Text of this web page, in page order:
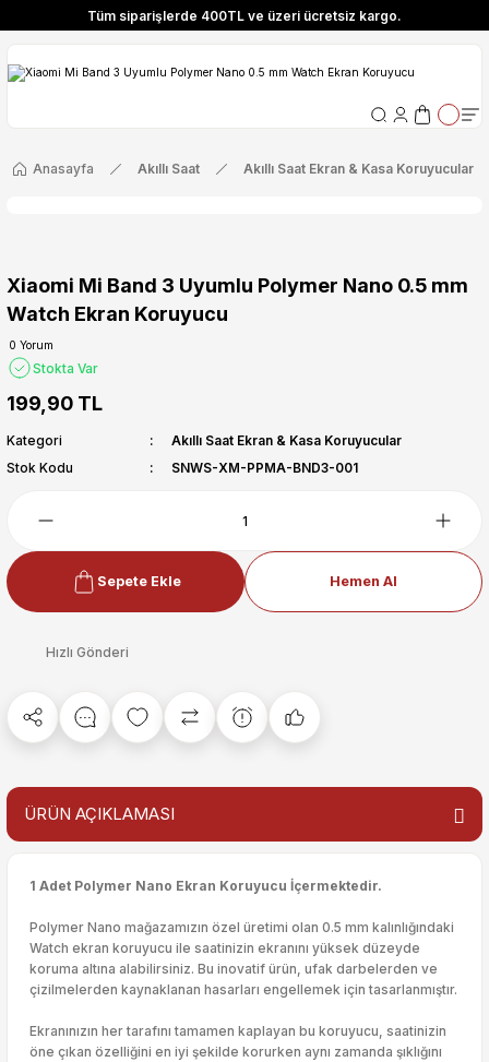
Tüm siparişlerde 400TL ve üzeri ücretsiz kargo.
Özel! YENI10 koduyla 400 TL ve üzeri alışverişlerinizde %10 indirim
Tüm siparişlerde 400TL ve üzeri ücretsiz kargo.
Özel! YENI10 koduyla 400 TL ve üzeri alışverişlerinizde %10 indirim
Anasayfa Akıllı Saat Akıllı Saat Ekran & Kasa Koruyucular
Xiaomi Mi Band 3 Uyumlu Polymer Nano 0.5 mm
Watch Ekran Koruyucu
0 Yorum
Stokta Var
199,90 TL
Kategori
Akıllı Saat Ekran & Kasa Koruyucular
Stok Kodu
SNWS-XM-PPMA-BND3-001
Sepete Ekle Hemen Al
Hızlı Gönderi
ÜRÜN AÇIKLAMASI
1 Adet Polymer Nano Ekran Koruyucu İçermektedir.
Polymer Nano mağazamızın özel üretimi olan 0.5 mm kalınlığındaki
Watch ekran koruyucu ile saatinizin ekranını yüksek düzeyde
koruma altına alabilirsiniz. Bu inovatif ürün, ufak darbelerden ve
çizilmelerden kaynaklanan hasarları engellemek için tasarlanmıştır.
Ekranınızın her tarafını tamamen kaplayan bu koruyucu, saatinizin
öne çıkan özelliğini en iyi şekilde korurken aynı zamanda şıklığını